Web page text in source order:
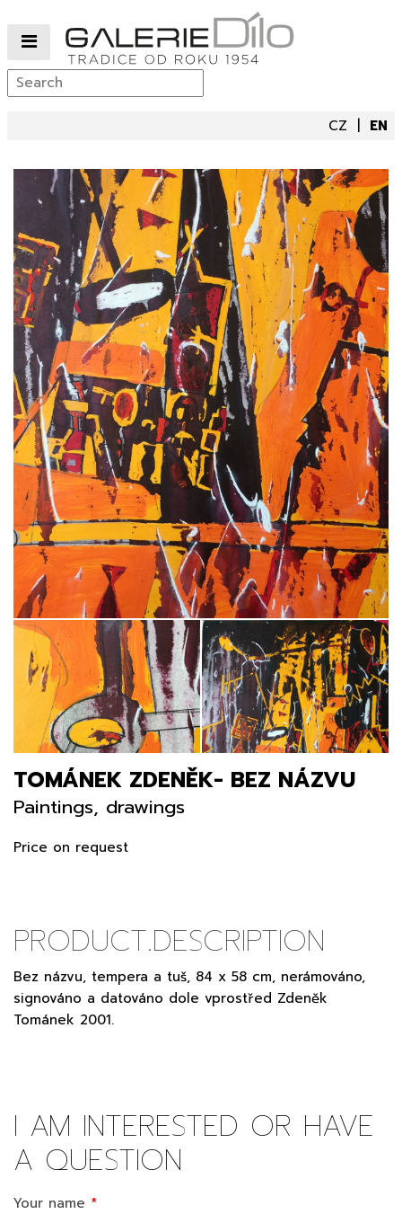
CZ EN
TOMÁNEK ZDENĚK- BEZ NÁZVU
Paintings, drawings
Price on request
PRODUCT.DESCRIPTION
Bez názvu, tempera a tuš, 84 x 58 cm, nerámováno,
signováno a datováno dole vprostřed Zdeněk
Tománek 2001.
I AM INTERESTED OR HAVE
A QUESTION
Your name